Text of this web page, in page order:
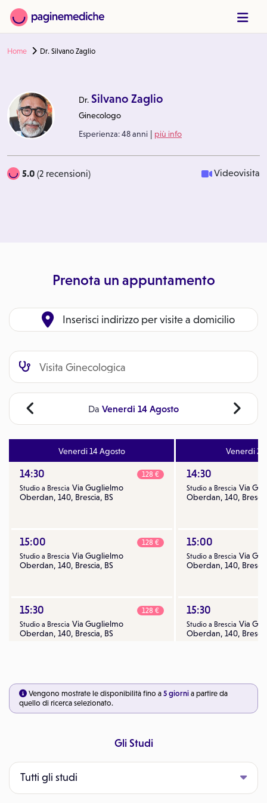
Home Dr. Silvano Zaglio
Dr. Silvano Zaglio
Ginecologo
Esperienza:48 anni | più info
5.0 (2 recensioni) Videovisita
Prenota un appuntamento
Inserisci indirizzo per visite a domicilio
Venerdi 14 Agosto
14:30 128 €
Studio a Brescia Via Guglielmo
Oberdan, 140, Brescia, BS
15:00 128 €
Studio a Brescia Via Guglielmo
Oberdan, 140, Brescia, BS
15:30 128 €
Studio a Brescia Via Guglielmo
Oberdan, 140, Brescia, BS
Venerdi 21
14:30
Studio a Brescia Via
Oberdan, 140,
15:00
Studio a Brescia Via
Oberdan, 140,
15:30
Studio a Brescia Via
Oberdan, 140,
Da Venerdi 14 Agosto
Vengono mostrate le disponibilità fino a 5 giorni a partire da
quello di ricerca selezionato.
Gli Studi
Tutti gli studi